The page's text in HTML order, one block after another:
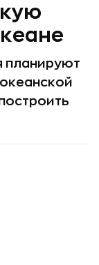
планируют